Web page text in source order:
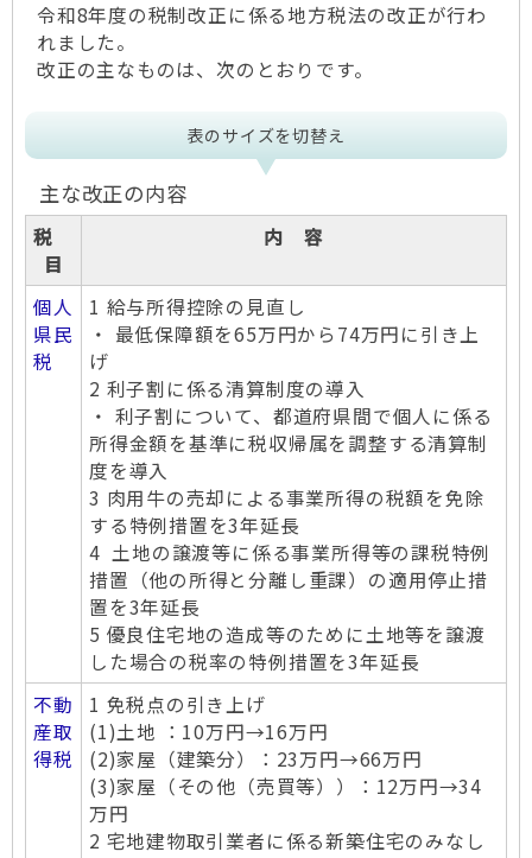
令和8年度の税制改正に係る地方税法の改正が行わ
れました。
改正の主なものは、次のとおりです。
表のサイズを切替え
主な改正の内容
税
目
内 容
個人
県民
税
1 給与所得控除の見直し
・ 最低保障額を65万円から74万円に引き上
げ
2 利子割に係る清算制度の導入
・ 利子割について、都道府県間で個人に係る
所得金額を基準に税収帰属を調整する清算制
度を導入
3 肉用牛の売却による事業所得の税額を免除
する特例措置を3年延長
4 土地の譲渡等に係る事業所得等の課税特例
措置（他の所得と分離し重課）の適用停止措
置を3年延長
5 優良住宅地の造成等のために土地等を譲渡
した場合の税率の特例措置を3年延長
不動
産取
得税
1 免税点の引き上げ
(1)土地 ：10万円→16万円
(2)家屋（建築分）：23万円→66万円
(3)家屋（その他（売買等））：12万円→34
万円
2 宅地建物取引業者に係る新築住宅のみなし